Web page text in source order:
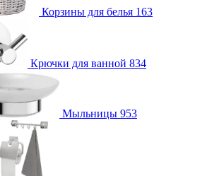
Корзины для белья 163
Крючки для ванной 834
Мыльницы 953